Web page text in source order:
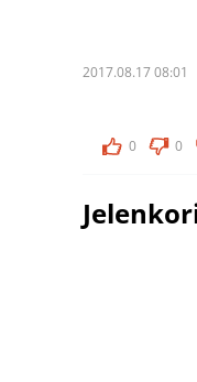
2017.08.17 08:01
0 0